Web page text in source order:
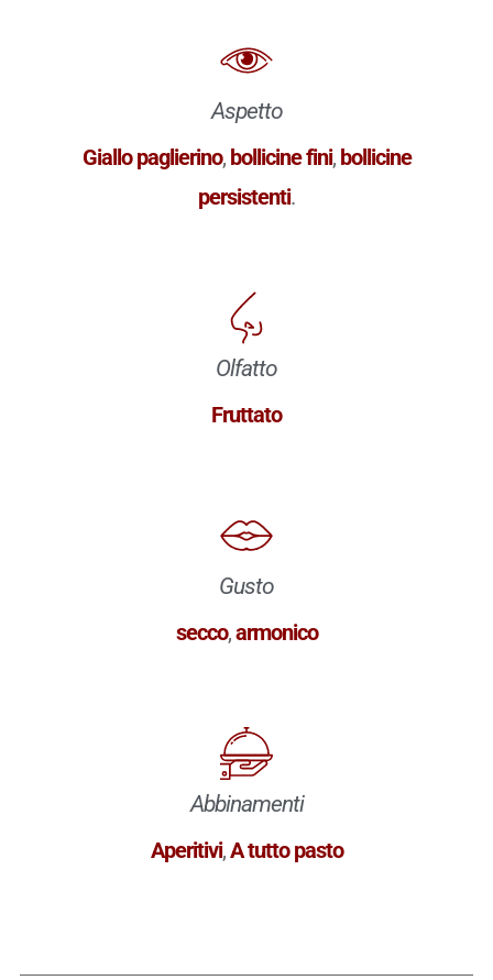
Aspetto
Giallo paglierino, bollicine fini, bollicine
persistenti.
Olfatto
Fruttato
Gusto
secco,armonico
Abbinamenti
Aperitivi,A tutto pasto